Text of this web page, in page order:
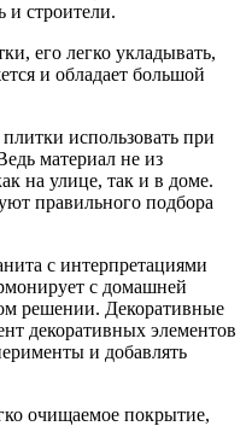
и строители.
его легко укладывать,
и обладает большой
использовать при
материал не из
на улице, так и в доме.
правильного подбора
с интерпретациями
с домашней
решении. Декоративные
декоративных элементов
и добавлять
очищаемое покрытие,